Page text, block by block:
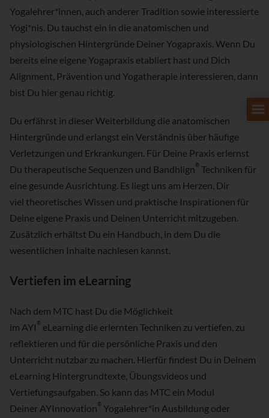
Yogalehrer*innen, auch anderer Tradition sowie interessierte
Yogi*nis. Du tauchst ein in die anatomischen und
physiologischen Hintergründe Deiner Yogapraxis. Wenn Du
bereits eine eigene Yogapraxis etabliert hast und Dich
Alignment, Prävention und Yogatherapie interessieren, dann
bist Du hier genau richtig.
Du erfährst in dieser Weiterbildung die anatomischen
Hintergründe und erlangst ein Verständnis über häufige
Verletzungen und Erkrankungen. Für Deine Praxis erlernst
Du therapeutische Sequenzen und Bandhlign® Techniken für
eine gesunde Ausrichtung. Es liegt uns am Herzen, Dir
viel theoretisches Wissen und praktische Inspirationen für
Deine eigene Praxis und Deinen Unterricht mitzugeben.
Zusätzlich erhältst Du ein Handbuch, in dem Du die
wesentlichen Inhalte nachlesen kannst.
Vertiefen im eLearning
Nach dem MTC hast Du die Möglichkeit
im AYI ® eLearning die erlernten Techniken zu vertiefen, zu
reflektieren und für die persönliche Praxis und den
Unterricht nutzbar zu machen. Hierfür findest Du in Deinem
eLearning Hintergrundtexte, Übungsvideos und
Vertiefungsaufgaben. So kann das MTC ein Modul
Deiner AYInnovation® Yogalehrer*in Ausbildung oder